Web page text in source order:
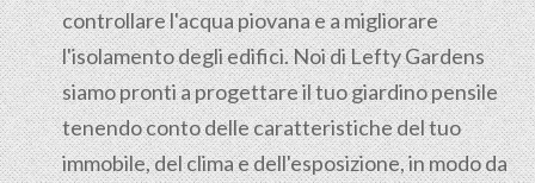
controllare l'acqua piovana e a migliorare
l'isolamento degli edifici. Noi di Lefty Gardens
siamo pronti a progettare il tuo giardino pensile
tenendo conto delle caratteristiche del tuo
immobile, del clima e dell'esposizione, in modo da